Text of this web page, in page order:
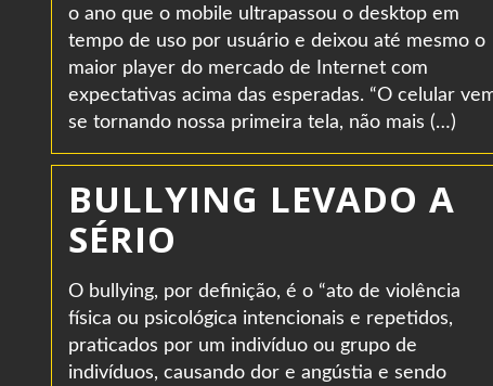
o ano que o mobile ultrapassou o desktop em
tempo de uso por usuário e deixou até mesmo o
maior player do mercado de Internet com
expectativas acima das esperadas. “O celular
se tornando nossa primeira tela, não mais (…)
BULLYING LEVADO A
SÉRIO
O bullying, por definição, é o “ato de violência
física ou psicológica intencionais e repetidos,
praticados por um indivíduo ou grupo de
indivíduos, causando dor e angústia e sendo